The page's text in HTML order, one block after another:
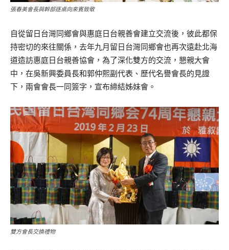
張春美會長與幹部逐桌向來賓致敬
自從留日台灣同鄉會與惠庭日台親善會建立交流後，彼此都保
持密切的來往關係，去年九月留日台灣同鄉會也再次遠赴北海
道造訪惠庭日台親善協會，為了深化雙方的交流，懇親大會
中，在吳新興委員長和郭仲熙副代表、歷代名譽會長的見證
下，兩會會長一同簽字，宣布締結姊妹會。
雙方會長交換禮物